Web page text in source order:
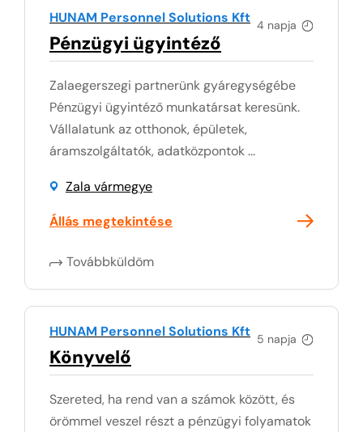
4 napja
HUNAM Personnel Solutions Kft
Pénzügyi ügyintéző
Zalaegerszegi partnerünk gyáregységébe
Pénzügyi ügyintéző munkatársat keresünk.
Vállalatunk az otthonok, épületek,
áramszolgáltatók, adatközpontok ...
Zala vármegye
Állás megtekintése
Továbbküldöm
5 napja
HUNAM Personnel Solutions Kft
Könyvelő
Szereted, ha rend van a számok között, és
örömmel veszel részt a pénzügyi folyamatok